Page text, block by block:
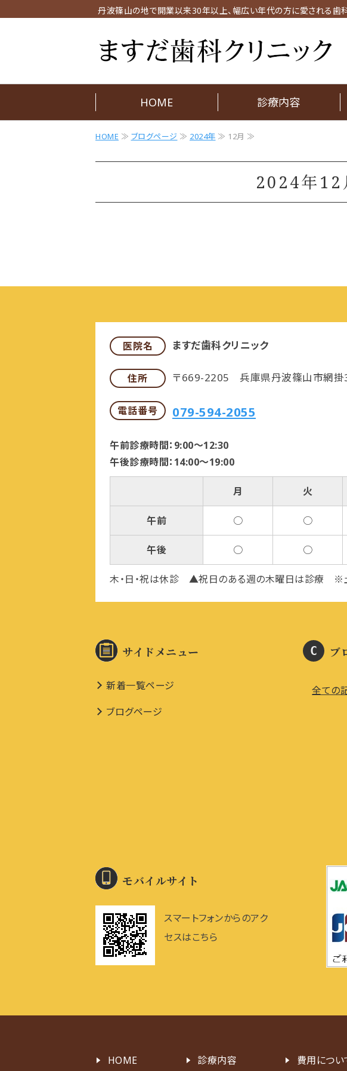
丹波篠山の地で開業以来30年以上、幅広い年代の方に愛される歯
HOME 診療内容
HOME ≫ ブログページ ≫ 2024年 ≫ 12月 ≫
2024年12
医院名 ますだ歯科クリニック
住所 〒669-2205 兵庫県丹波篠山市網掛
電話番号 079-594-2055
午前診療時間：9:00〜12:30
午後診療時間：14:00〜19:00
月 火
午前 ○ ○
午後 ○ ○
木・日・祝は休診 ▲祝日のある週の木曜日は診療 ※
サイドメニュー
新着一覧ページ
ブログページ
ブ
全ての
モバイルサイト
スマートフォンからのアク
セスはこちら
HOME 診療内容 費用につい